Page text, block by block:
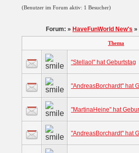
(Benutzer im Forum aktiv: 1 Besucher)
Forum: » HaveFunWorld New's »
Thema
"Stellaol" hat Geburtstag
"AndreasBorchardt" hat
"MartinaHeine" hat
"AndreasBorchardt" hat